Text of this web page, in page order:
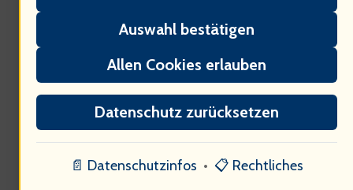
Konzerte generieren Einnahmen. 70%
der Künstler verdienen durch Live-
Auftritte. Peter Maffayswird bedeutend
für die Wirtschaft. Wie wird sich das auf
Auswahl bestätigen
Allen Cookies erlauben
Datenschutz zurücksetzen
📄 Datenschutzinfos • 📋 Rechtliches